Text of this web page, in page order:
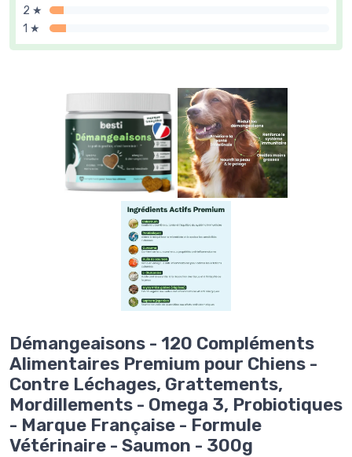
2 ★
1 ★
Démangeaisons - 120 Compléments
Alimentaires Premium pour Chiens -
Contre Léchages, Grattements,
Mordillements - Omega 3, Probiotiques
- Marque Française - Formule
Vétérinaire - Saumon - 300g